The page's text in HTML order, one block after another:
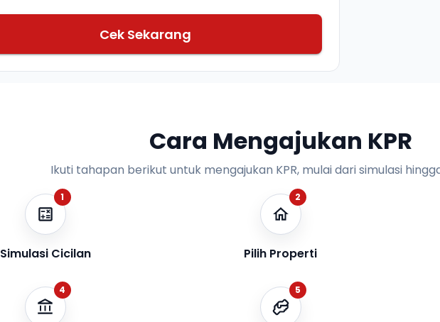
Cek Sekarang
Cara Mengajukan KPR
Ikuti tahapan berikut untuk mengajukan KPR, mulai dari simulasi
1
Simulasi Cicilan
2
Pilih Properti
4 5